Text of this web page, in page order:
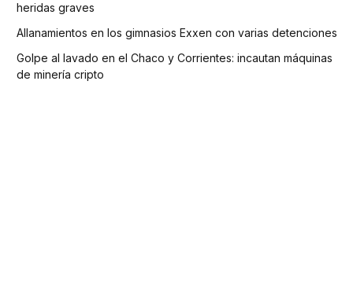
heridas graves
Allanamientos en los gimnasios Exxen con varias detenciones
Golpe al lavado en el Chaco y Corrientes: incautan máquinas
de minería cripto